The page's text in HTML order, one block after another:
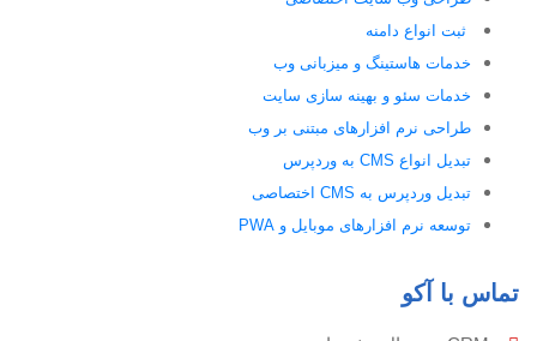
ثبت انواع دامنه
خدمات هاستینگ و میزبانی وب
خدمات سئو و بهینه سازی سایت
طراحی نرم افزارهای مبتنی بر وب
تبدیل انواع CMS به وردپرس
تبدیل وردپرس به CMS اختصاصی
توسعه نرم افزارهای موبایل و PWA
تماس با آکو